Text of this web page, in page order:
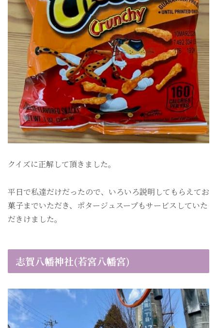
クイズに正解して頂きました。
平日で私達だけだったので、いろいろ説明してもらえてお
菓子までいただき、ポタージュスープもサービスしていた
だきけました。
志賀八幡神社(若宮八幡宮)